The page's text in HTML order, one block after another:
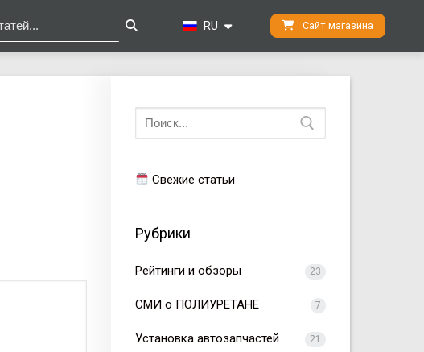
RU Сайт магазина
Искать:
Свежие статьи
Рубрики
Рейтинги и обзоры 23
СМИ о ПОЛИУРЕТАНЕ 7
Установка автозапчастей 21